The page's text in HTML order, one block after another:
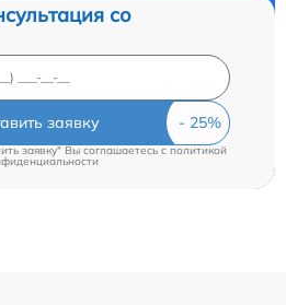
со
заявку
заявку" Вы соглашаетесь cполитикой